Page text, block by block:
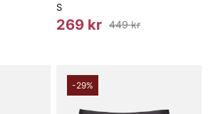
S
269 kr 449 kr
-29%